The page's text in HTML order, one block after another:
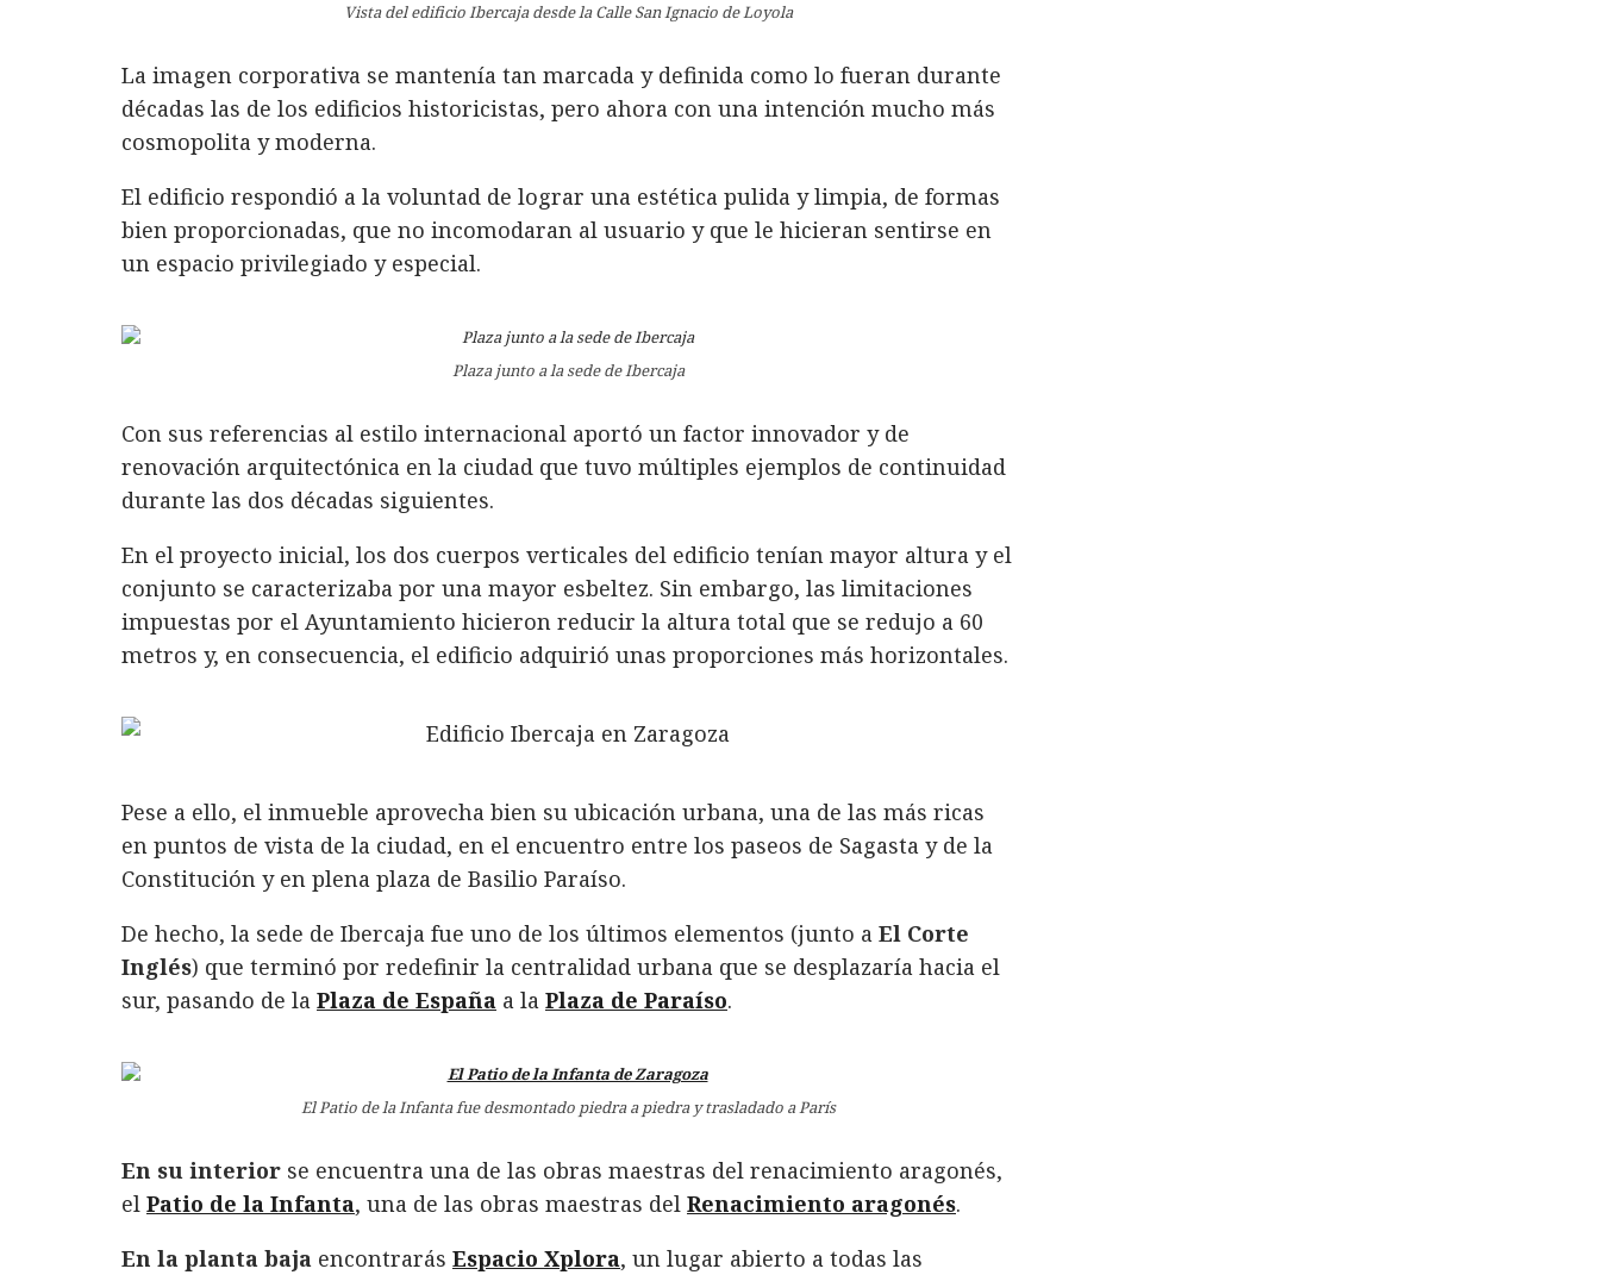
Vista del edificio Ibercaja desde la Calle San Ignacio de Loyola
La imagen corporativa se mantenía tan marcada y definida como lo fueran durante
décadas las de los edificios historicistas, pero ahora con una intención mucho más
cosmopolita y moderna.
El edificio respondió a la voluntad de lograr una estética pulida y limpia, de formas
bien proporcionadas, que no incomodaran al usuario y que le hicieran sentirse en
un espacio privilegiado y especial.
Plaza junto a la sede de Ibercaja
Con sus referencias al estilo internacional aportó un factor innovador y de
renovación arquitectónica en la ciudad que tuvo múltiples ejemplos de continuidad
durante las dos décadas siguientes.
En el proyecto inicial, los dos cuerpos verticales del edificio tenían mayor altura y el
conjunto se caracterizaba por una mayor esbeltez. Sin embargo, las limitaciones
impuestas por el Ayuntamiento hicieron reducir la altura total que se redujo a 60
metros y, en consecuencia, el edificio adquirió unas proporciones más horizontales.
Pese a ello, el inmueble aprovecha bien su ubicación urbana, una de las más ricas
en puntos de vista de la ciudad, en el encuentro entre los paseos de Sagasta y de la
Constitución y en plena plaza de Basilio Paraíso.
De hecho, la sede de Ibercaja fue uno de los últimos elementos (junto a El Corte
Inglés) que terminó por redefinir la centralidad urbana que se desplazaría hacia el
sur, pasando de la Plaza de España a la Plaza de Paraíso.
El Patio de la Infanta fue desmontado piedra a piedra y trasladado a París
En su interior se encuentra una de las obras maestras del renacimiento aragonés,
el Patio de la Infanta, una de las obras maestras del Renacimiento aragonés.
En la planta baja encontrarás Espacio Xplora, un lugar abierto a todas las